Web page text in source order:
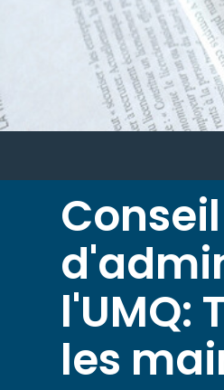
Conseil
l'UMQ:
les